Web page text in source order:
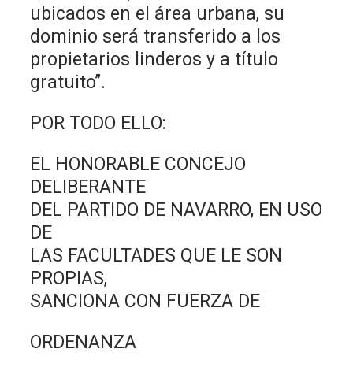
ubicados en el área urbana, su
dominio será transferido a los
propietarios linderos y a título
gratuito”.
POR TODO ELLO:
EL HONORABLE CONCEJO
DELIBERANTE
DEL PARTIDO DE NAVARRO, EN USO
DE
LAS FACULTADES QUE LE SON
PROPIAS,
SANCIONA CON FUERZA DE
ORDENANZA